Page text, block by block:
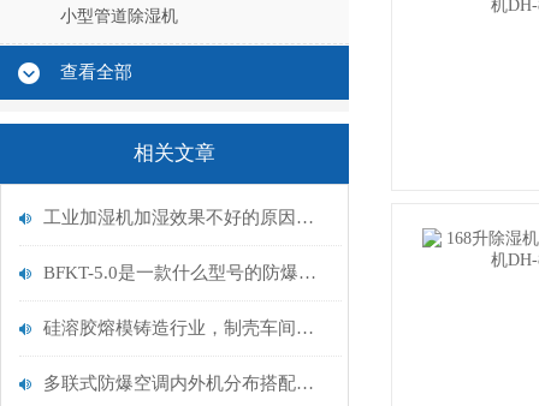
小型管道除湿机
查看全部
相关文章
工业加湿机加湿效果不好的原因及解决方法
BFKT-5.0是一款什么型号的防爆空调
硅溶胶熔模铸造行业，制壳车间恒温恒湿机
多联式防爆空调内外机分布搭配方案